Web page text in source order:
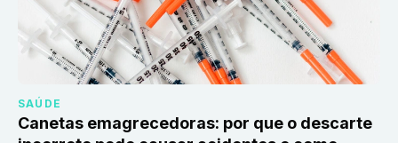
SAÚDE
Canetas emagrecedoras: por que o descarte